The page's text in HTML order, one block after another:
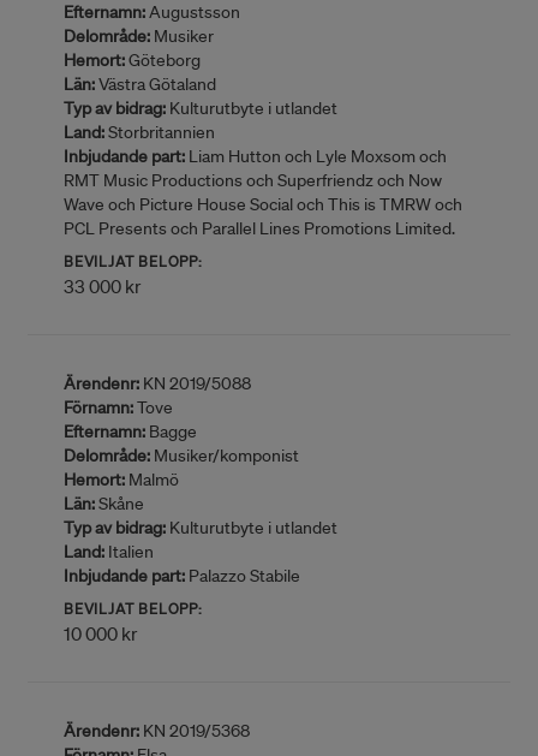
Efternamn:Augustsson
Delområde: Musiker
Hemort:Göteborg
Län:Västra Götaland
Typ av bidrag: Kulturutbyte i utlandet
Land:Storbritannien
Inbjudande part: Liam Hutton och Lyle Moxsom och
RMT Music Productions och Superfriendz och Now
Wave och Picture House Social och This is TMRW och
PCL Presents och Parallel Lines Promotions Limited.
BEVILJAT BELOPP:
33 000 kr
Ärendenr: KN 2019/5088
Förnamn:Tove
Efternamn: Bagge
Delområde: Musiker/komponist
Hemort: Malmö
Län:Skåne
Typ av bidrag: Kulturutbyte i utlandet
Land: Italien
Inbjudande part: Palazzo Stabile
BEVILJAT BELOPP:
10 000 kr
Ärendenr: KN 2019/5368